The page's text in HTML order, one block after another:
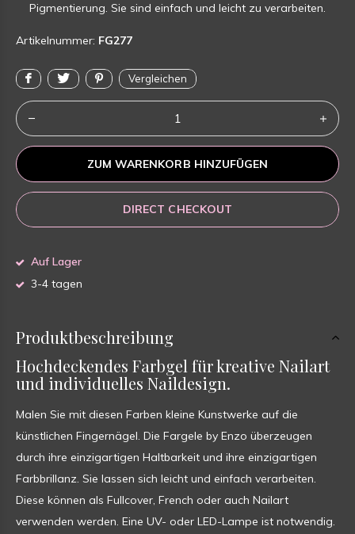
Pigmentierung. Sie sind einfach und leicht zu verarbeiten.
Artikelnummer: FG277
Vergleichen
ZUM WARENKORB HINZUFÜGEN
DIRECT CHECKOUT
Auf Lager
3-4 tagen
Produktbeschreibung
Hochdeckendes Farbgel für kreative Nailart
und individuelles Naildesign.
Malen Sie mit diesen Farben kleine Kunstwerke auf die
künstlichen Fingernägel. Die Fargele by Enzo überzeugen
durch ihre einzigartigen Haltbarkeit und ihre einzigartigen
Farbbrillanz. Sie lassen sich leicht und einfach verarbeiten.
Diese können als Fullcover, French oder auch Nailart
verwenden werden. Eine UV- oder LED-Lampe ist notwendig.